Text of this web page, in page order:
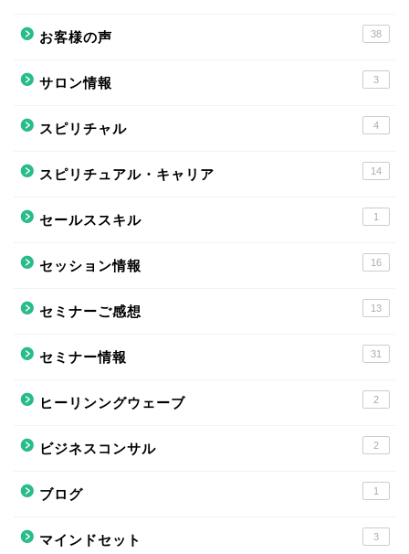
お客様の声 38
サロン情報 3
スピリチャル 4
スピリチュアル・キャリア 14
セールススキル 1
セッション情報 16
セミナーご感想 13
セミナー情報 31
ヒーリンングウェーブ 2
ビジネスコンサル 2
ブログ 1
マインドセット 3